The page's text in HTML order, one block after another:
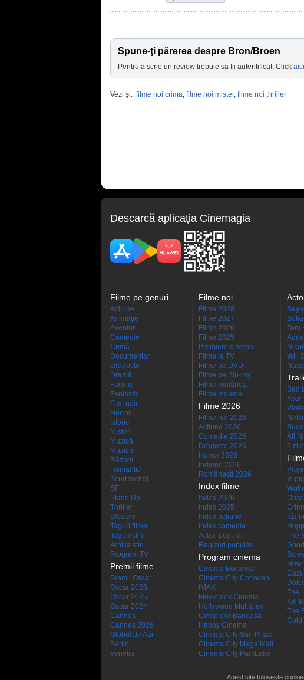
Spune-ţi părerea despre Bron/Broen
Pentru a scrie un review trebuie sa fii autentificat. Click aici
Vezi şi: filme noi crima, filme noi mister, filme noi thriller
Descarcă aplicaţia Cinemagia
Filme pe genuri
Acţiune
Animaţie
Aventuri
Comedie
Crimă
Documentar
Dragoste
Dramă
Familie
Fantastic
Film noir
Horror
Istoric
Mister
Muzică
Muzical
Război
Romantic
Scurt metraj
SF
Stand Up
Thriller
Western
Taguri filme
Taguri stiri
Arhiva stiri
Program TV
Premii filme
Premii Oscar
Oscar 2026
Oscar 2025
Oscar 2024
Cannes
Cannes 2026
Globul de Aur
Berlin
Venetia
Filme noi
Filme 2028
Filme 2027
Filme 2026
Filme 2025
Premiere cinema
Filme la TV
Filme pe DVD
Filme pe Blu-ray
Filme româneşti
Filme indiene
Filme 2026
Filme noi 2026
Actiune 2026
Comedie 2026
Dragoste 2026
Horror 2026
Indiene 2026
Româneşti 2026
Index filme
Index 2026
Index 2025
Index acţiune
Index comedie
Actori populari
Regizori populari
Program cinema
Cinema Bucuresti
Cinema City Cotroceni
IMAX
Movieplex Cinema
Hollywood Multiplex
Cineplexx Baneasa
Happy Cinema
Cinema City Sun Plaza
Cinema City Mega Mall
Cinema City ParkLake
Tom
Will
Bad
Your
All
3
În
Kîzîm
The
How
The
Kill
The
Cold
Acest site folosește